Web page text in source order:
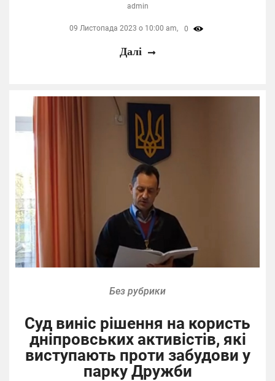
admin
09 Листопада 2023 о 10:00 am, 0
Далі
Без рубрики
Суд виніс рішення на користь
дніпровських активістів, які
виступають проти забудови у
парку Дружби